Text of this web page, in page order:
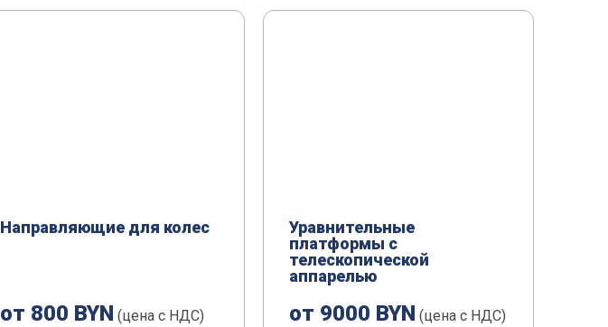
Направляющие для колес
от 800 BYN (цена с НДС)
Уравнительные
платформы с
телескопической
аппарелью
от 9000 BYN (цена с НДС)